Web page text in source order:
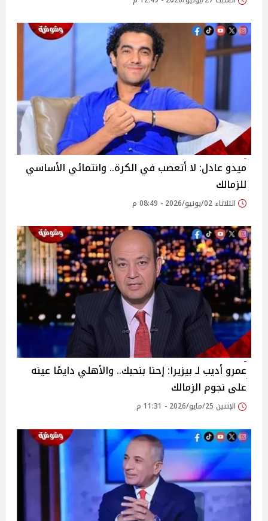
ميدو عادل: لا أتعصب في الكرة.. وانتمائي الأساسي
للزمالك
الثلاثاء 02/يونيو/2026 - 08:49 م
عمرو أديب لـ بيزيرا: إحنا بنحبك.. والأهلي دايمًا عينه
على نجوم الزمالك
الإثنين 25/مايو/2026 - 11:31 م